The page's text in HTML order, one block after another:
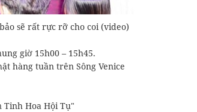
sẽ rất rực rỡ cho coi (video)
giờ 15h00 – 15h45.
hàng tuần trên Sông Venice
Tinh Hoa Hội Tụ"